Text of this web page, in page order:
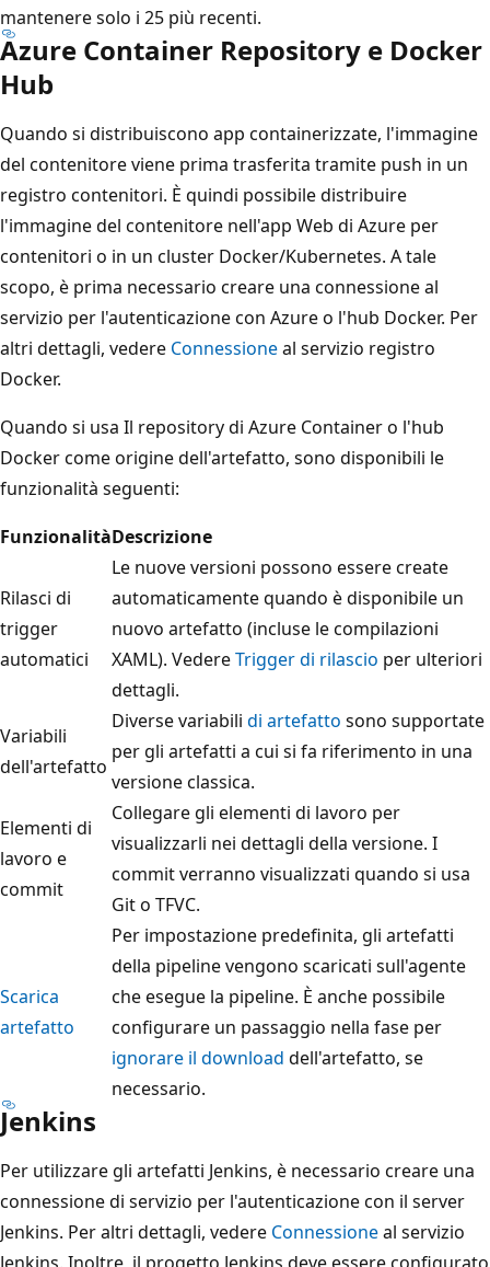
mantenere solo i 25 più recenti.
Azure Container Repository e Docker
Hub
Quando si distribuiscono app containerizzate, l'immagine
del contenitore viene prima trasferita tramite push in un
registro contenitori. È quindi possibile distribuire
l'immagine del contenitore nell'app Web di Azure per
contenitori o in un cluster Docker/Kubernetes. A tale
scopo, è prima necessario creare una connessione al
servizio per l'autenticazione con Azure o l'hub Docker. Per
altri dettagli, vedere Connessioneal servizio registro
Docker.
Quando si usa Il repository di Azure Container o l'hub
Docker come origine dell'artefatto, sono disponibili le
funzionalità seguenti:
FunzionalitàDescrizione
Rilasci di
trigger
automatici
Le nuove versioni possono essere create
automaticamente quando è disponibile un
nuovo artefatto (incluse le compilazioni
XAML). VedereTrigger di rilascio per ulteriori
dettagli.
Variabili
dell'artefatto
Diverse variabili di artefatto sono supportate
per gli artefatti a cui si fa riferimento in una
versione classica.
Elementi di
lavoro e
commit
Collegare gli elementi di lavoro per
visualizzarli nei dettagli della versione. I
commit verranno visualizzati quando si usa
Git o TFVC.
Scarica
artefatto
Per impostazione predefinita, gli artefatti
della pipeline vengono scaricati sull'agente
che esegue la pipeline. È anche possibile
configurare un passaggio nella fase per
ignorare il download dell'artefatto, se
necessario.
Jenkins
Per utilizzare gli artefatti Jenkins, è necessario creare una
connessione di servizio per l'autenticazione con il server
Jenkins. Per altri dettagli, vedere Connessioneal servizio
Jenkins. Inoltre, il progetto Jenkins deve essere configurato